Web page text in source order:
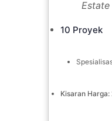
10 Proyek
Kisaran